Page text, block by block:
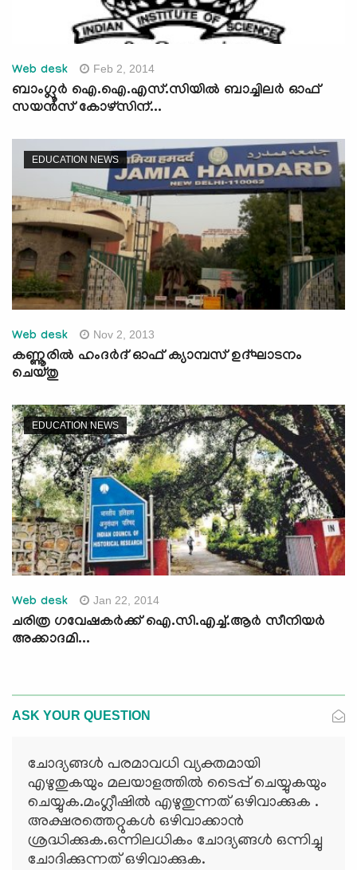
Web desk Feb 2, 2014
ബാംഗ്ലൂര്‍ ഐ.ഐ.എസ്.സിയി‍ല്‍ ബാച്ചിലര്‍ ഓഫ്
സയ‍ന്‍സ് കോഴ്സിന്...
EDUCATION NEWS
Web desk Nov 2, 2013
കണ്ണൂരില്‍ ഹംദര്‍ദ് ഓഫ് ക്യാമ്പസ് ഉദ്ഘാടനം
ചെയ്തു
EDUCATION NEWS
Web desk Jan 22, 2014
ചരിത്ര ഗവേഷകര്‍ക്ക്‌ ഐ.സി.എച്ച്‌.ആര്‍ സീനിയര്‍
അക്കാദമി...
ASK YOUR QUESTION
ചോദ്യങ്ങള്‍ പരമാവധി വ്യക്തമായി
എഴുതുകയും മലയാളത്തില്‍ ടൈപ്പ് ചെയ്യുകയും
ചെയ്യുക.മംഗ്ലീഷില്‍ എഴുതുന്നത് ഒഴിവാക്കുക .
അക്ഷരത്തെറ്റുകള്‍ ഒഴിവാക്കാന്‍
ശ്രദ്ധിക്കുക.ഒന്നിലധികം ചോദ്യങ്ങള്‍ ഒന്നിച്ചു
ചോദിക്കുന്നത് ഒഴിവാക്കുക.